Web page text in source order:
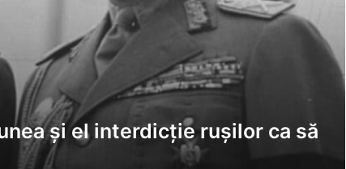
și el interdicție rușilor ca să